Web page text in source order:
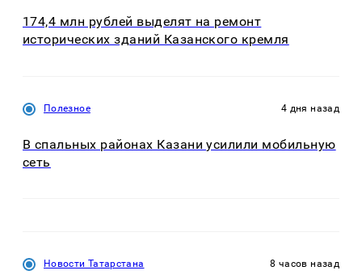
174,4 млн рублей выделят на ремонт
исторических зданий Казанского кремля
Полезное 4 дня назад
В спальных районах Казани усилили мобильную
сеть
Новости Татарстана 8 часов назад